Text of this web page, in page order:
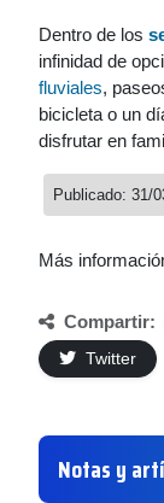
Dentro de los
infinidad de
fluviales,
bicicleta o un
disfrutar en
Publicado: 31/
Más
Compartir:
Twitter
Notas y